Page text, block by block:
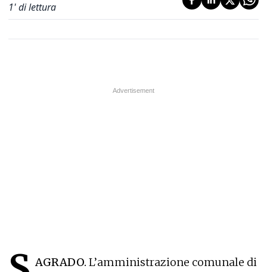
1' di lettura
AGRADO. L’amministrazione comunale di